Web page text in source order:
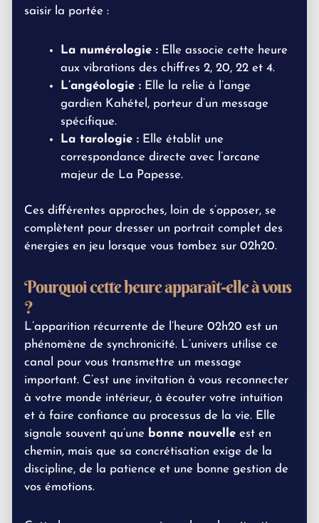
saisir la portée :
La numérologie : Elle associe cette heure
aux vibrations des chiffres 2, 20, 22 et 4.
L’angéologie : Elle la relie à l’ange
gardien Kahétel, porteur d’un message
spécifique.
La tarologie : Elle établit une
correspondance directe avec l’arcane
majeur de La Papesse.
Ces différentes approches, loin de s’opposer, se
complètent pour dresser un portrait complet des
énergies en jeu lorsque vous tombez sur 02h20.
Pourquoi cette heure apparaît-elle à vous
?
L’apparition récurrente de l’heure 02h20 est un
phénomène de synchronicité. L’univers utilise ce
canal pour vous transmettre un message
important. C’est une invitation à vous reconnecter
à votre monde intérieur, à écouter votre intuition
et à faire confiance au processus de la vie. Elle
signale souvent qu’une bonne nouvelle est en
chemin, mais que sa concrétisation exige de la
discipline, de la patience et une bonne gestion de
vos émotions.